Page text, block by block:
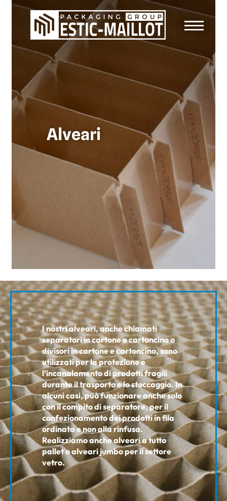
Alveari
I nostri alveari, anche chiamati
separatori in cartone e cartoncino o
divisori in cartone e cartoncino, sono
utilizzati per la protezione e
l’incanalamento di prodotti fragili
durante il trasporto e lo stoccaggio. In
alcuni casi, può funzionare anche solo
con il compito di separatore, per il
confezionamento dei prodotti in fila
ordinata e non alla rinfusa.
Realizziamo anche alveari a tutto
pallet o alveari jumbo per il settore
vetro.